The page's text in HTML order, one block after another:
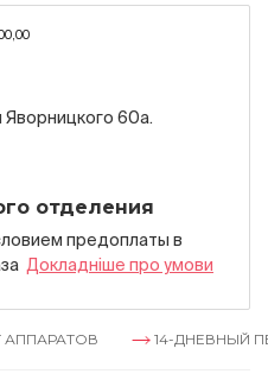
Яворницкого 60а.
отделения
предоплаты в
Докладнiше про умови
14-ДНЕВНЫЙ